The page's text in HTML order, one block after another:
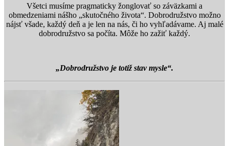
Všetci musíme pragmaticky žonglovať so záväzkami a
obmedzeniami nášho „skutočného života“. Dobrodružstvo možno
nájsť všade, každý deň a je len na nás, či ho vyhľadávame. Aj malé
dobrodružstvo sa počíta. Môže ho zažiť každý.
„Dobrodružstvo je totiž stav mysle“.